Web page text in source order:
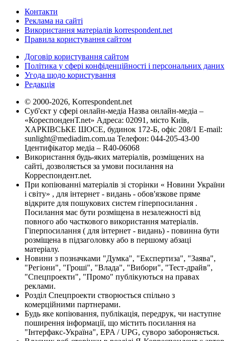
Контакти
Реклама на сайті
Використання матеріалів korrespondent.net
Правила користування сайтом
Договір користування сайтом
Політика у сфері конфіденційності і персональних даних
Угода щодо користування
Редакція
© 2000-2026, Korrespondent.net
Суб'єкт у сфері онлайн-медіа Назва онлайн-медіа –
«КореспонденТ.net» Адреса: 02091, місто Київ,
ХАРКІВСЬКЕ ШОСЕ, будинок 172-Б, офіс 208/1 E-mail:
sunlight@mediadim.com.ua Телефон: 044-205-43-00
Ідентифікатор медіа – R40-06068
Використання будь-яких матеріалів, розміщених на
сайті, дозволяється за умови посилання на
Корреспондент.net.
При копіюванні матеріалів зі сторінки « Новини України
і світу» , для інтернет - видань - обов'язкове пряме
відкрите для пошукових систем гіперпосилання .
Посилання має бути розміщена в незалежності від
повного або часткового використання матеріалів.
Гіперпосилання ( для інтернет - видань) - повинна бути
розміщена в підзаголовку або в першому абзаці
матеріалу.
Новини з позначками "Думка", "Експертиза", "Заява",
"Регіони", "Гроші", "Влада", "Вибори", "Тест-драйв",
"Спецпроекти", "Промо" публікуються на правах
реклами.
Розділ Спецпроекти створюється спільно з
комерційними партнерами.
Будь яке копіювання, публікація, передрук, чи наступне
поширення інформації, що містить посилання на
"Інтерфакс-Україна", EPA / UPG, суворо забороняється.